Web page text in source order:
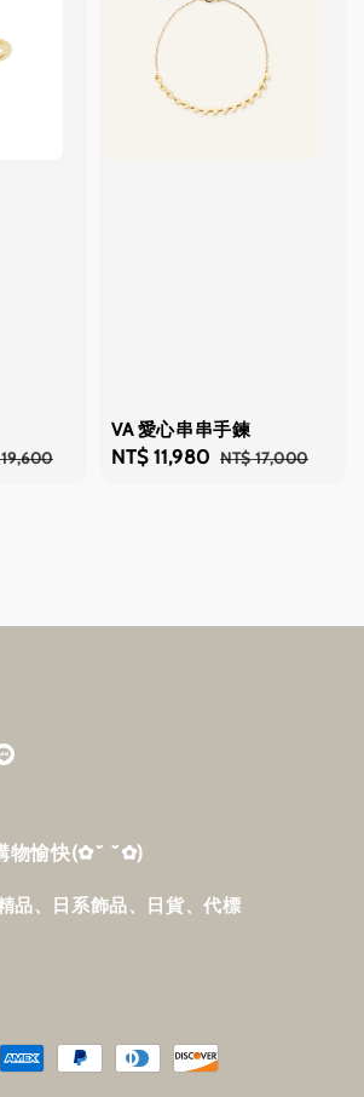
VA 愛心串串手鍊
Sale
NT$ 11,980 Regular
NT$ 17,000
物愉快‎(✿˘ ˘✿)
、日系飾品、日貨、代標